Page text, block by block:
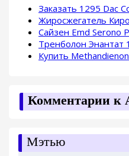
Заказать 1295 Dac
Жиросжегатель
Сайзен Emd Serono
Тренболон Энантат
Купить
Комментарии к
Мэтью